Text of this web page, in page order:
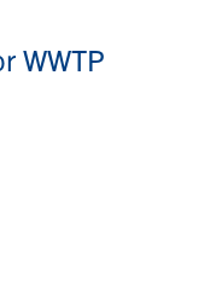
WWTP